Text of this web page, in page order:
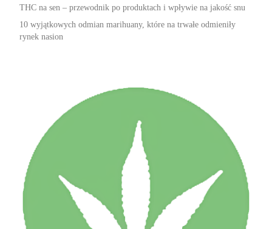
THC na sen – przewodnik po produktach i wpływie na jakość snu
10 wyjątkowych odmian marihuany, które na trwałe odmieniły
rynek nasion